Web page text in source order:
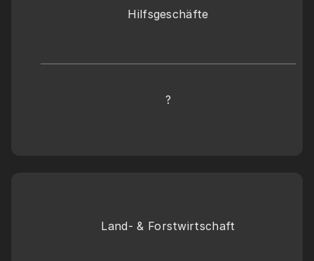
Hilfsgeschäfte
?
Land- & Forstwirtschaft